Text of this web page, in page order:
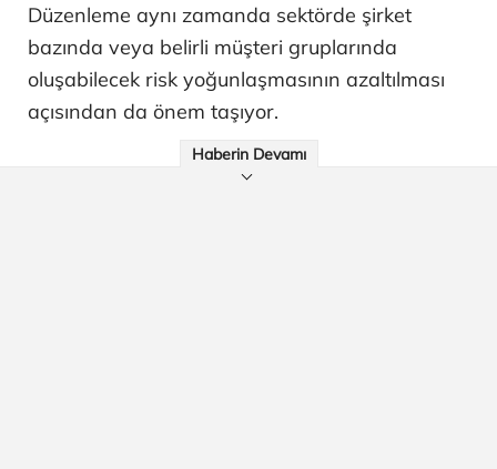
Düzenleme aynı zamanda sektörde şirket
bazında veya belirli müşteri gruplarında
oluşabilecek risk yoğunlaşmasının azaltılması
açısından da önem taşıyor.
Haberin Devamı